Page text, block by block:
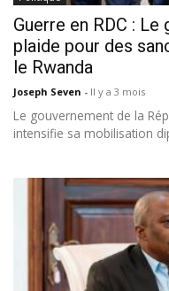
Guerre en RDC :
plaide pour des
le Rwanda
Joseph Seven - Il y a 3 mois
Le gouvernement de la
intensifie sa mobilisation